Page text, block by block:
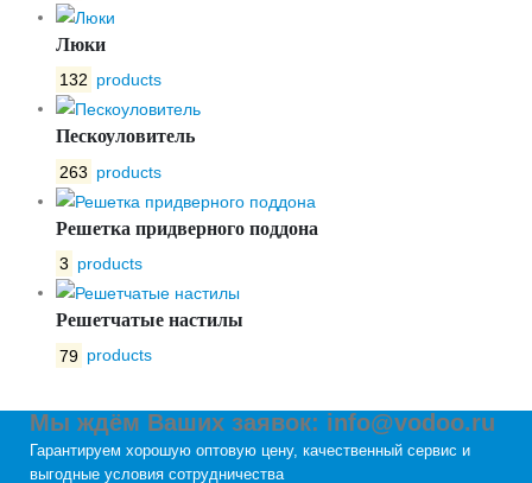
Люки
132 products
Пескоуловитель
263 products
Решетка придверного поддона
3 products
Решетчатые настилы
79 products
Мы ждём Ваших заявок: info@vodoo.ru
Гарантируем хорошую оптовую цену, качественный сервис и
выгодные условия сотрудничества